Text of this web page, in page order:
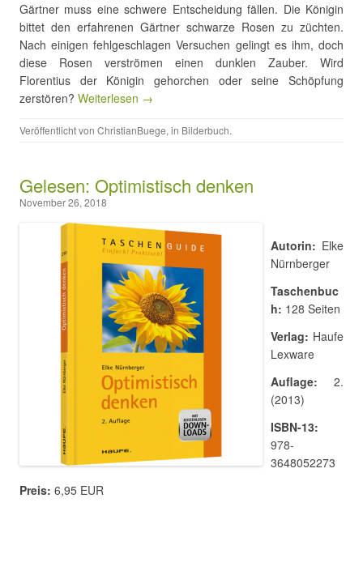
Gärtner muss eine schwere Entscheidung fällen. Die Königin
bittet den erfahrenen Gärtner schwarze Rosen zu züchten.
Nach einigen fehlgeschlagen Versuchen gelingt es ihm, doch
diese Rosen verströmen einen dunklen Zauber. Wird
Florentius der Königin gehorchen oder seine Schöpfung
zerstören? Weiterlesen →
Veröffentlicht von ChristianBuege, in Bilderbuch.
Gelesen: Optimistisch denken
November 26, 2018
Autorin: Elke
Nürnberger
Taschenbuc
h: 128 Seiten
Verlag: Haufe
Lexware
Auflage: 2.
(2013)
ISBN-13:
978-
3648052273
Preis: 6,95 EUR